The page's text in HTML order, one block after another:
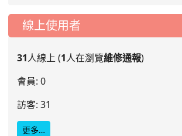
線上使用者
31人線上 (1人在瀏覽維修通報)
會員: 0
訪客: 31
更多…